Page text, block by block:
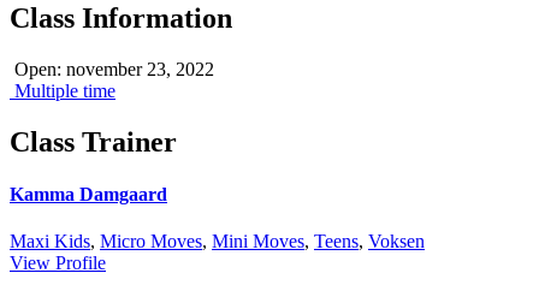
Class Information
Open: november 23, 2022
Multiple time
Class Trainer
Kamma Damgaard
Maxi Kids, Micro Moves, Mini Moves, Teens, Voksen
View Profile